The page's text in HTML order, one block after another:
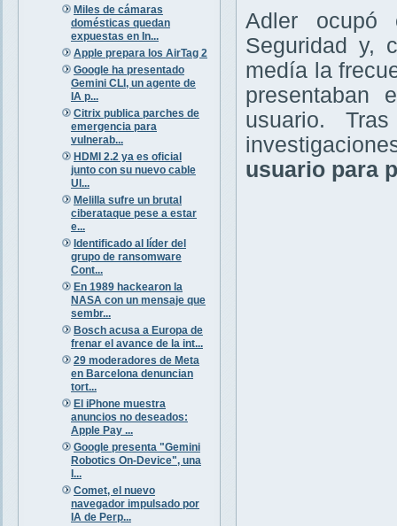
Miles de cámaras
domésticas quedan
expuestas en In...
Apple prepara los AirTag 2
Google ha presentado
Gemini CLI, un agente de
IA p...
Citrix publica parches de
emergencia para
vulnerab...
HDMI 2.2 ya es oficial
junto con su nuevo cable
Ul...
Melilla sufre un brutal
ciberataque pese a estar
e...
Identificado al líder del
grupo de ransomware
Cont...
En 1989 hackearon la
NASA con un mensaje que
sembr...
Bosch acusa a Europa de
frenar el avance de la int...
29 moderadores de Meta
en Barcelona denuncian
tort...
El iPhone muestra
anuncios no deseados:
Apple Pay ...
Google presenta "Gemini
Robotics On-Device", una
I...
Comet, el nuevo
navegador impulsado por
IA de Perp...
Adler ocupó
Seguridad y,
medía la
presentaban
usuario.
usuario para